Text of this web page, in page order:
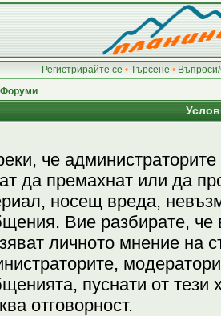
Регистрирайте се • Търсене •
че
да премахнат или да
носещ вреда,
Вие разбирате,
личното мнение на
пуснати от тези
отговорност.